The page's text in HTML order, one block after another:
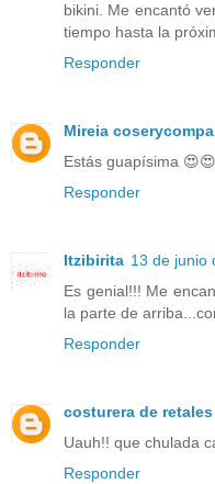
bikini. Me encantó
tiempo hasta la
Responder
Mireia
Estás guapísima
Responder
Itzibirita 13 de junio
Es genial!!! Me
la parte de
Responder
costurera de retales
Uauh!! que chulada
Responder